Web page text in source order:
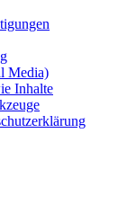
Media)
Inhalte